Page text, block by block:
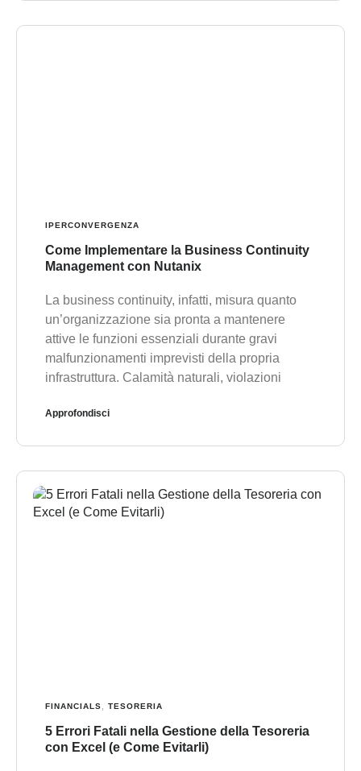
IPERCONVERGENZA
Come Implementare la Business Continuity
Management con Nutanix
La business continuity, infatti, misura quanto
un’organizzazione sia pronta a mantenere
attive le funzioni essenziali durante gravi
malfunzionamenti imprevisti della propria
infrastruttura. Calamità naturali, violazioni
Approfondisci
FINANCIALS, TESORERIA
5 Errori Fatali nella Gestione della Tesoreria
con Excel (e Come Evitarli)